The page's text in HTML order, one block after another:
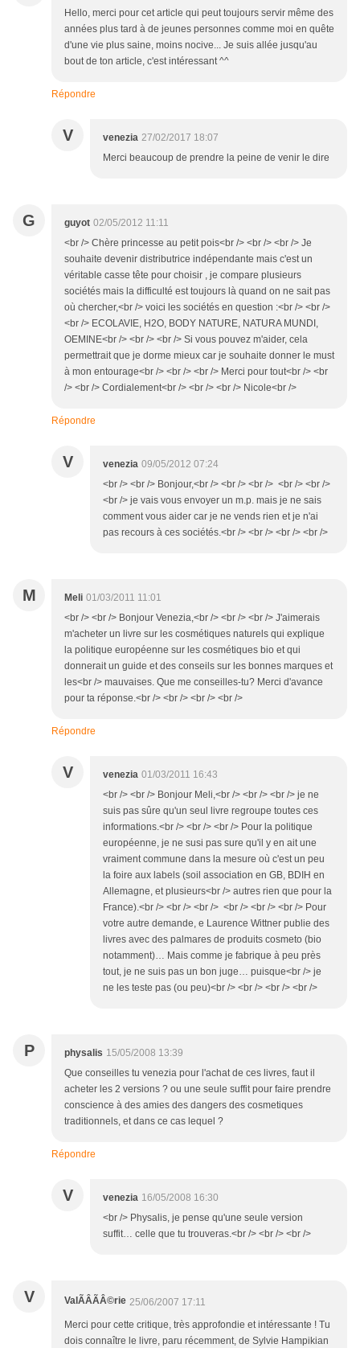
Hello, merci pour cet article qui peut toujours servir même des
années plus tard à de jeunes personnes comme moi en quête
d'une vie plus saine, moins nocive... Je suis allée jusqu'au
bout de ton article, c'est intéressant ^^
Répondre
V venezia 27/02/2017 18:07
Merci beaucoup de prendre la peine de venir le dire
G guyot 02/05/2012 11:11
<br /> Chère princesse au petit pois<br /> <br /> <br /> Je
souhaite devenir distributrice indépendante mais c'est un
véritable casse tête pour choisir , je compare plusieurs
sociétés mais la difficulté est toujours là quand on ne sait pas
où chercher,<br /> voici les sociétés en question :<br /> <br />
<br /> ECOLAVIE, H2O, BODY NATURE, NATURA MUNDI,
OEMINE<br /> <br /> <br /> Si vous pouvez m'aider, cela
permettrait que je dorme mieux car je souhaite donner le must
à mon entourage<br /> <br /> <br /> Merci pour tout<br /> <br
/> <br /> Cordialement<br /> <br /> <br /> Nicole<br />
Répondre
V venezia 09/05/2012 07:24
<br /> <br /> Bonjour,<br /> <br /> <br /> <br /> <br />
<br /> je vais vous envoyer un m.p. mais je ne sais
comment vous aider car je ne vends rien et je n'ai
pas recours à ces sociétés.<br /> <br /> <br /> <br />
M Meli 01/03/2011 11:01
<br /> <br /> Bonjour Venezia,<br /> <br /> <br /> J'aimerais
m'acheter un livre sur les cosmétiques naturels qui explique
la politique européenne sur les cosmétiques bio et qui
donnerait un guide et des conseils sur les bonnes marques et
les<br /> mauvaises. Que me conseilles-tu? Merci d'avance
pour ta réponse.<br /> <br /> <br /> <br />
Répondre
V venezia 01/03/2011 16:43
<br /> <br /> Bonjour Meli,<br /> <br /> <br /> je ne
suis pas sûre qu'un seul livre regroupe toutes ces
informations.<br /> <br /> <br /> Pour la politique
européenne, je ne susi pas sure qu'il y en ait une
vraiment commune dans la mesure où c'est un peu
la foire aux labels (soil association en GB, BDIH en
Allemagne, et plusieurs<br /> autres rien que pour la
France).<br /> <br /> <br /> <br /> <br /> <br /> Pour
votre autre demande, e Laurence Wittner publie des
livres avec des palmares de produits cosmeto (bio
notamment)… Mais comme je fabrique à peu près
tout, je ne suis pas un bon juge… puisque<br /> je
ne les teste pas (ou peu)<br /> <br /> <br /> <br />
P physalis 15/05/2008 13:39
Que conseilles tu venezia pour l'achat de ces livres, faut il
acheter les 2 versions ? ou une seule suffit pour faire prendre
conscience à des amies des dangers des cosmetiques
traditionnels, et dans ce cas lequel ?
Répondre
V venezia 16/05/2008 16:30
<br /> Physalis, je pense qu'une seule version
suffit… celle que tu trouveras.<br /> <br /> <br />
V ValÃÂÃÂ©rie 25/06/2007 17:11
Merci pour cette critique, très approfondie et intéressante ! Tu
dois connaître le livre, paru récemment, de Sylvie Hampikian